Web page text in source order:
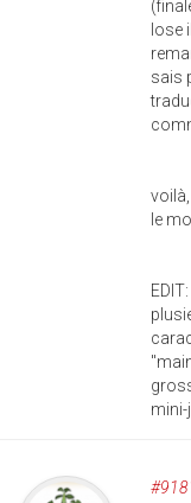
lose
sais
le
mini-